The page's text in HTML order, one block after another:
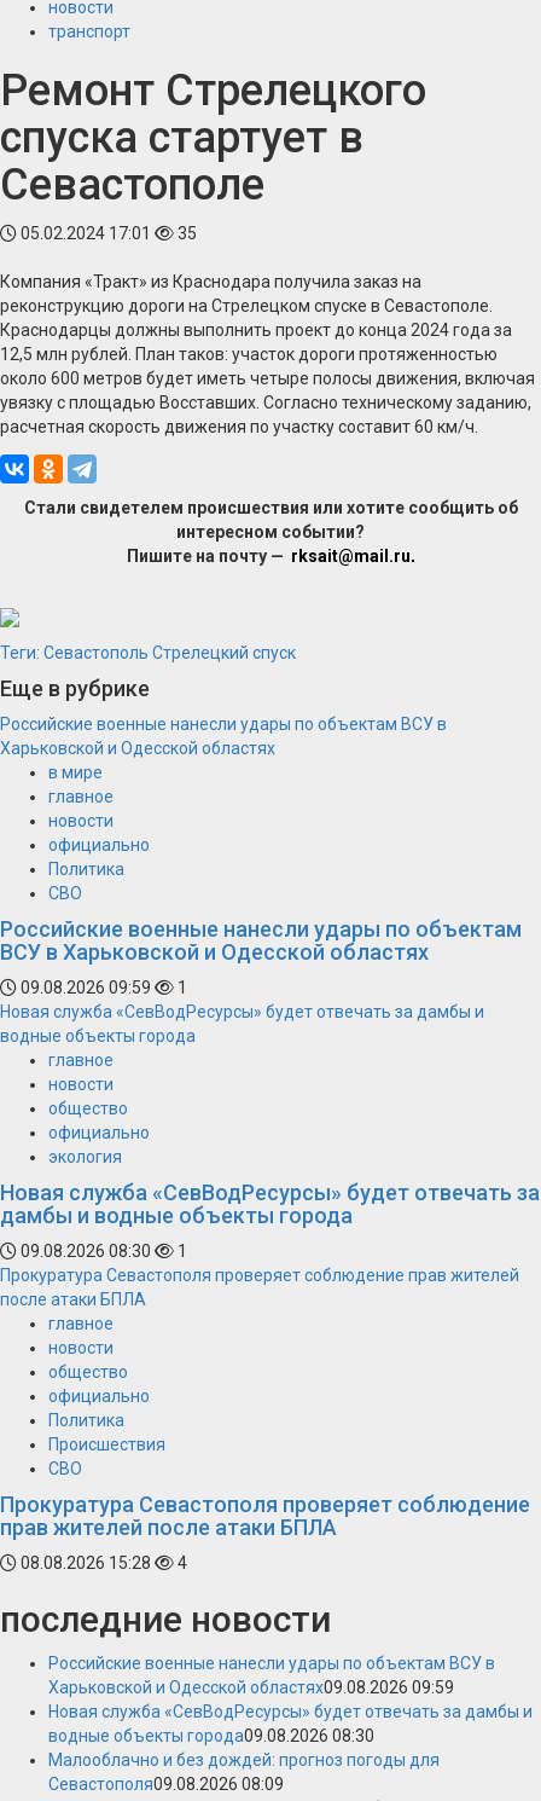
новости
транспорт
Ремонт Стрелецкого
спуска стартует в
Севастополе
05.02.2024 17:01 35
Компания «Тракт» из Краснодара получила заказ на
реконструкцию дороги на Стрелецком спуске в Севастополе.
Краснодарцы должны выполнить проект до конца 2024 года за
12,5 млн рублей. План таков: участок дороги протяженностью
около 600 метров будет иметь четыре полосы движения, включая
увязку с площадью Восставших. Согласно техническому заданию,
расчетная скорость движения по участку составит 60 км/ч.
Стали свидетелем происшествия или хотите сообщить об
интересном событии?
Пишите на почту — rksait@mail.ru.
Теги: Севастополь Стрелецкий спуск
Еще в рубрике
Российские военные нанесли удары по объектам ВСУ в
Харьковской и Одесской областях
в мире
главное
новости
официально
Политика
СВО
Российские военные нанесли удары по объектам
ВСУ в Харьковской и Одесской областях
09.08.2026 09:59
1
Новая служба «СевВодРесурсы» будет отвечать за дамбы и
водные объекты города
главное
новости
общество
официально
экология
Новая служба «СевВодРесурсы» будет отвечать за
дамбы и водные объекты города
09.08.2026 08:30
1
Прокуратура Севастополя проверяет соблюдение прав жителей
после атаки БПЛА
главное
новости
общество
официально
Политика
Происшествия
СВО
Прокуратура Севастополя проверяет соблюдение
прав жителей после атаки БПЛА
08.08.2026 15:28 4
последние новости
Российские военные нанесли удары по объектам ВСУ в
Харьковской и Одесской областях09.08.2026 09:59
Новая служба «СевВодРесурсы» будет отвечать за дамбы и
водные объекты города09.08.2026 08:30
Малооблачно и без дождей: прогноз погоды для
Севастополя09.08.2026 08:09